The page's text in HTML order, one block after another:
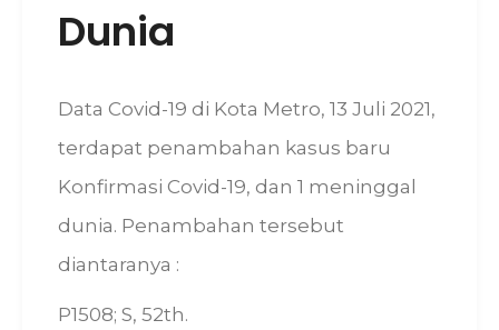
Dunia
Data Covid-19 di Kota Metro, 13 Juli 2021,
terdapat penambahan kasus baru
Konfirmasi Covid-19, dan 1 meninggal
dunia. Penambahan tersebut
diantaranya :
P1508; S, 52th.